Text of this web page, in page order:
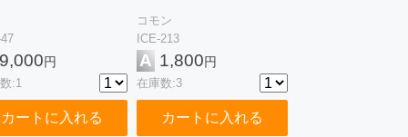
円
:1
カートに入れる
コモン
ICE-213
A 1,800円
在庫数:3
カートに入れる